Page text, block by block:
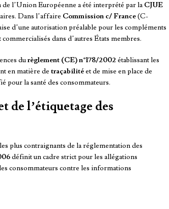
de l’Union Européenne a été interprété par la CJUE
Dans l’affaire Commission c/ France(C-
d’une autorisation préalable pour les compléments
dans d’autres États membres.
durèglement (CE) n°178/2002 établissant les
en matière de traçabilitéet de mise en place de
pour la santé des consommateurs.
de l’étiquetage des
plus contraignants de la réglementation des
définit un cadre strict pour les allégations
consommateurs contre les informations